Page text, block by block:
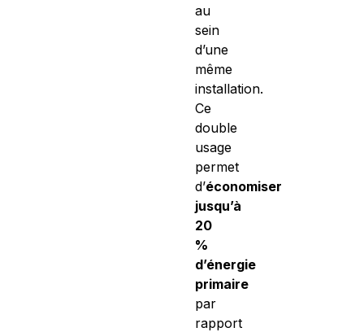
au
sein
d’une
même
installation.
Ce
double
usage
permet
d’économiser
jusqu’à
20
%
d’énergie
primaire
par
rapport